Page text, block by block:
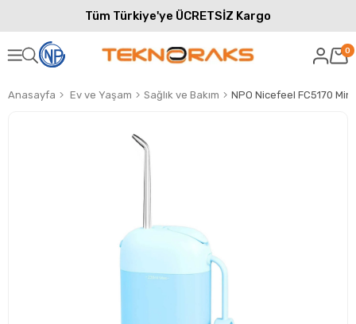
Tüm Türkiye'ye ÜCRETSİZ Kargo
0
Anasayfa Ev ve Yaşam Sağlık ve Bakım